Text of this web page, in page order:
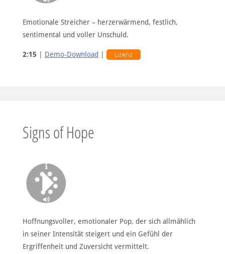
Emotionale Streicher – herzerwärmend, festlich,
sentimental und voller Unschuld.
2:15 Demo-Download Lizenz
Signs of Hope
Hoffnungsvoller, emotionaler Pop, der sich allmählich
in seiner Intensität steigert und ein Gefühl der
Ergriffenheit und Zuversicht vermittelt.